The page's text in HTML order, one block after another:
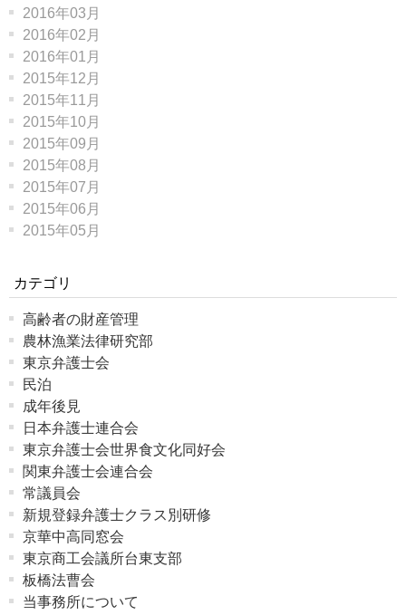
2016年03月
2016年02月
2016年01月
2015年12月
2015年11月
2015年10月
2015年09月
2015年08月
2015年07月
2015年06月
2015年05月
カテゴリ
高齢者の財産管理
農林漁業法律研究部
東京弁護士会
民泊
成年後見
日本弁護士連合会
東京弁護士会世界食文化同好会
関東弁護士会連合会
常議員会
新規登録弁護士クラス別研修
京華中高同窓会
東京商工会議所台東支部
板橋法曹会
当事務所について